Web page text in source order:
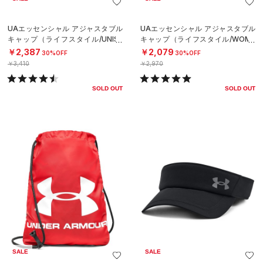
UAエッセンシャル アジャスタブル
キャップ（ライフスタイル/UNISE
X）
￥2,387 30%OFF
￥3,410
SOLD OUT
UAエッセンシャル アジャスタブル
キャップ（ライフスタイル/WOME
N）
￥2,079 30%OFF
￥2,970
SOLD OUT
SALE SALE